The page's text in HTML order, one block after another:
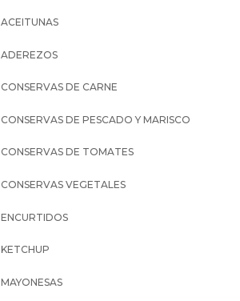
ACEITUNAS
ADEREZOS
CONSERVAS DE CARNE
CONSERVAS DE PESCADO Y MARISCO
CONSERVAS DE TOMATES
CONSERVAS VEGETALES
ENCURTIDOS
KETCHUP
MAYONESAS